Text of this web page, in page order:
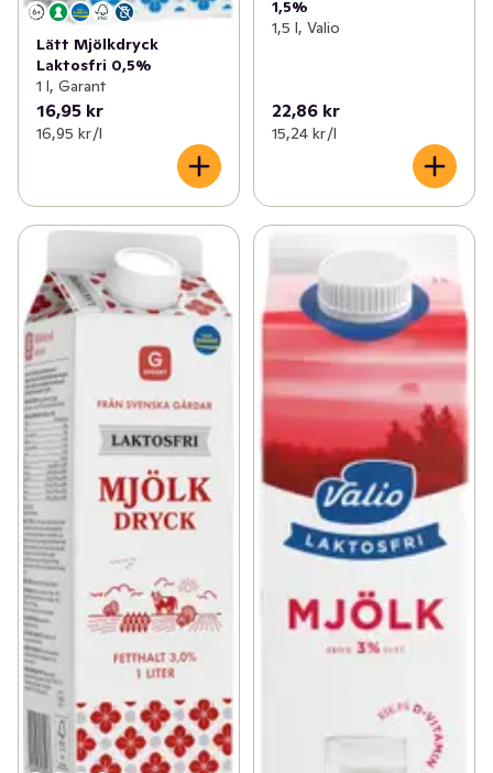
Lätt Mjölkdryck
Laktosfri 0,5%
1 l, Garant
16,95 kr
16,95 kr /l
1,5%
1,5 l, Valio
22,86 kr
15,24 kr /l